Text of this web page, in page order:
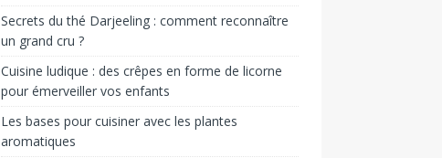
Secrets du thé Darjeeling : comment reconnaître
un grand cru ?
Cuisine ludique : des crêpes en forme de licorne
pour émerveiller vos enfants
Les bases pour cuisiner avec les plantes
aromatiques